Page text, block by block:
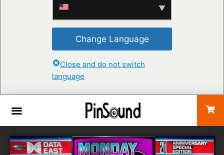
Change Language
Close and do not switch
language